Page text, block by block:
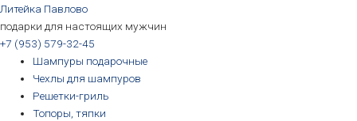
Литейка Павлово
подарки для настоящих мужчин
+7 (953) 579-32-45
Шампуры подарочные
Чехлы для шампуров
Решетки-гриль
Топоры, тяпки